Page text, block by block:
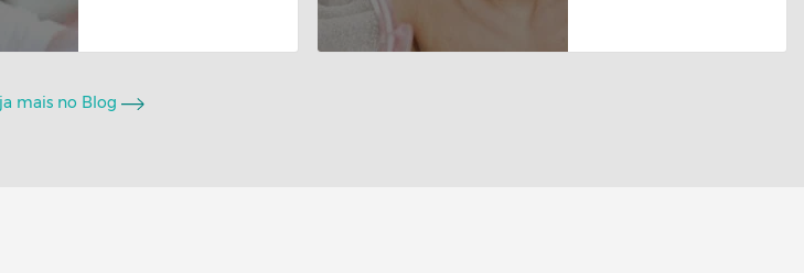
mais no Blog